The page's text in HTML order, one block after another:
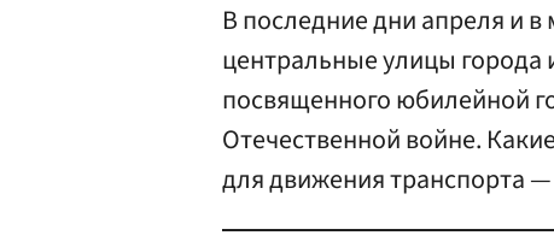
В последние дни апреля и
центральные улицы города
посвященного юбилейной
Отечественной войне.
для движения транспорта —